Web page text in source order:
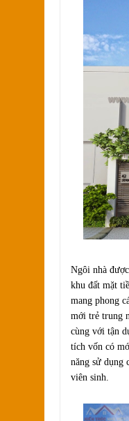
Ngôi nhà được
khu đất mặt
mang phong
mới trẻ trung
cùng với tận
tích vốn có
năng sử dụng
viên sinh.